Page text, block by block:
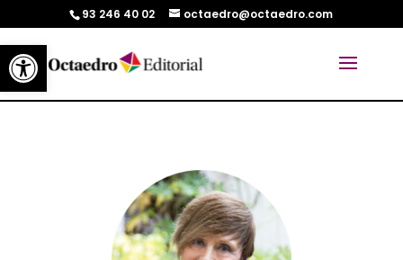
Abrir barra de herramientas
93 246 40 02 octaedro@octaedro.com